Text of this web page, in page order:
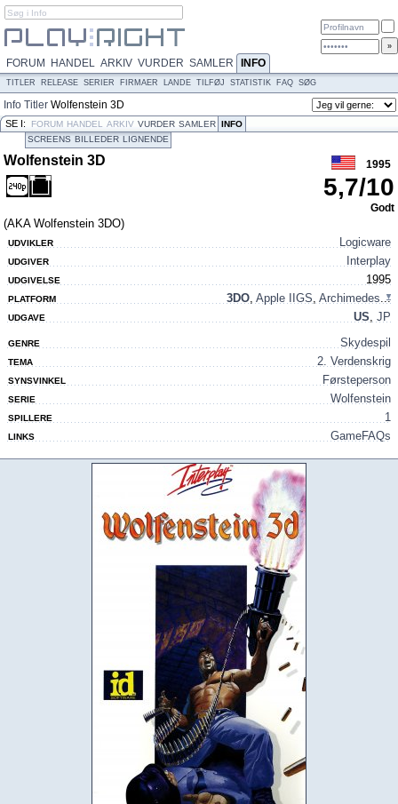
FORUM HANDEL ARKIV VURDER SAMLER INFO
TITLER RELEASE SERIER FIRMAER LANDE TILFØJ STATISTIK FAQ SØG
Info Titler Wolfenstein 3D
SE I: FORUM HANDEL ARKIV VURDER SAMLER INFO
SCREENS BILLEDER LIGNENDE
Wolfenstein 3D 1995
5,7/10
Godt
(AKA Wolfenstein 3DO)
UDVIKLER Logicware
UDGIVER Interplay
UDGIVELSE 1995
PLATFORM 3DO, Apple IIGS, Archimedes...
UDGAVE US, JP
GENRE Skydespil
TEMA 2. Verdenskrig
SYNSVINKEL Førsteperson
SERIE Wolfenstein
SPILLERE 1
LINKS GameFAQs